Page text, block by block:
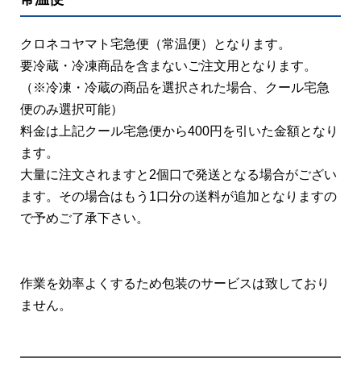
クロネコヤマト宅急便（常温便）となります。
要冷蔵・冷凍商品を含まないご注文用となります。
（※冷凍・冷蔵の商品を選択された場合、クール宅急
便のみ選択可能）
料金は上記クール宅急便から400円を引いた金額となり
ます。
大量に注文されますと2個口で発送となる場合がござい
ます。その場合はもう1口分の送料が追加となりますの
で予めご了承下さい。
作業を効率よくするため包装のサービスは致しており
ません。